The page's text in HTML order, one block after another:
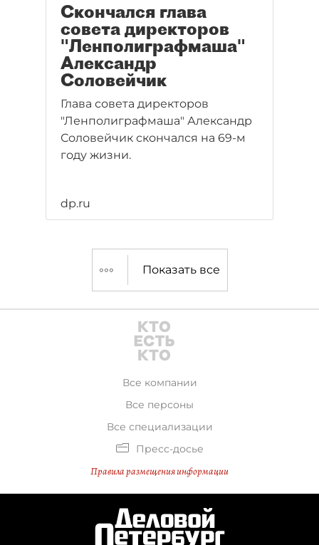
Скончался глава
совета директоров
"Ленполиграфмаша"
Александр
Соловейчик
Глава совета директоров
"Ленполиграфмаша" Александр
Соловейчик скончался на 69-м
году жизни.
dp.ru
Показать все
Все компании
Все персоны
Все специализации
Пресс-досье
Правила размещения информации